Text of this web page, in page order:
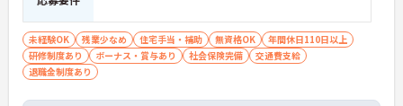
未経験OK 残業少なめ 住宅手当・補助 無資格OK
年間休日110日以上
研修制度あり
ボーナス・賞与あり 社会保険完備
交通費支給
退職金制度あり